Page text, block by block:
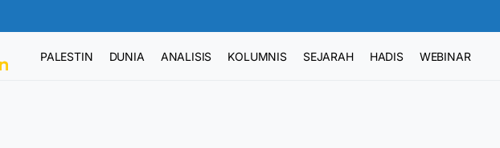
PALESTIN DUNIA ANALISIS KOLUMNIS SEJARAH HADIS WEBINAR